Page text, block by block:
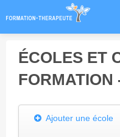
ÉCOLES ET
FORMATION
Ajouter une école